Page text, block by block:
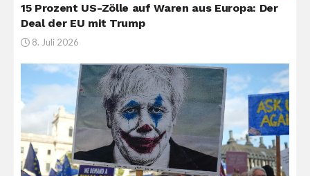
15 Prozent US-Zölle auf Waren aus Europa: Der
Deal der EU mit Trump
8. Juli 2026